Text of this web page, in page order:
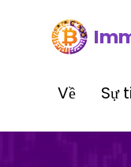
Về Sự